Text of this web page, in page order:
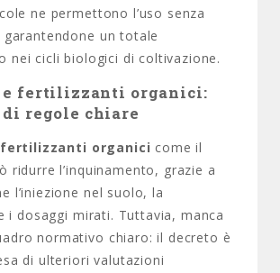
ne permettono l’uso senza
garantendone un totale
nei cicli biologici di coltivazione.
e fertilizzanti organici:
regole chiare
fertilizzanti organici come il
ridurre l’inquinamento, grazie a
l’iniezione nel suolo, la
i dosaggi mirati. Tuttavia, manca
normativo chiaro: il decreto è
di ulteriori valutazioni